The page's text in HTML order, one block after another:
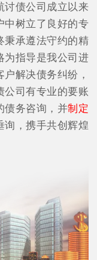
讨债公司成立以来
中树立了良好的专
秉承遵法守约的精
为指导是我公司进
解决债务纠纷，
公司有专业的要账
债务咨询，并制定
询，携手共创辉煌